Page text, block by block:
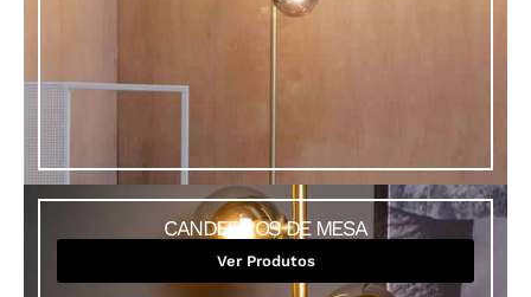
CANDEEIROS DE MESA
Ver Produtos